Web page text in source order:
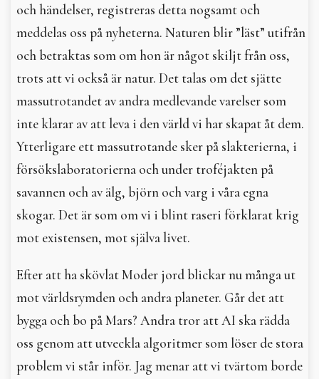
och händelser, registreras detta nogsamt och
meddelas oss på nyheterna. Naturen blir ”läst” utifrån
och betraktas som om hon är något skiljt från oss,
trots att vi också är natur. Det talas om det sjätte
massutrotandet av andra medlevande varelser som
inte klarar av att leva i den värld vi har skapat åt dem.
Ytterligare ett massutrotande sker på slakterierna, i
försökslaboratorierna och under troféjakten på
savannen och av älg, björn och varg i våra egna
skogar. Det är som om vi i blint raseri förklarat krig
mot existensen, mot själva livet.
Efter att ha skövlat Moder jord blickar nu många ut
mot världsrymden och andra planeter. Går det att
bygga och bo på Mars? Andra tror att AI ska rädda
oss genom att utveckla algoritmer som löser de stora
problem vi står inför. Jag menar att vi tvärtom borde